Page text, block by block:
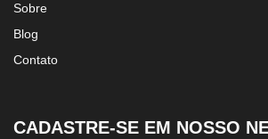
Sobre
Blog
Contato
CADASTRE-SE EM NOSSO